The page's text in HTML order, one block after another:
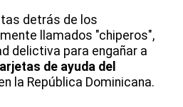
detrás de los
llamados "chiperos",
delictiva para engañar a
de ayuda del
la República Dominicana.